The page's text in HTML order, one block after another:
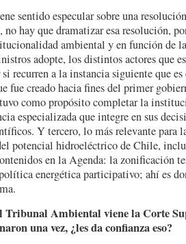
sentido especular sobre una
no hay que dramatizar esa resolución,
ambiental y en función de
adopte, los distintos actores que
recurren a la instancia siguiente que
fue creado hacia fines del primer
como propósito completar la
especializada que integre en sus
Y tercero, lo más relevante para
potencial hidroeléctrico de Chile,
en la Agenda: la zonificación
energética participativo; ahí es
Tribunal Ambiental viene la Corte
una vez, ¿les da confianza eso?